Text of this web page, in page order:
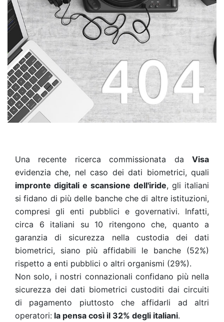
Una recente ricerca commissionata da Visa
evidenzia che, nel caso dei dati biometrici, quali
impronte digitali e scansione dell'iride, gli italiani
si fidano di più delle banche che di altre istituzioni,
compresi gli enti pubblici e governativi. Infatti,
circa 6 italiani su 10 ritengono che, quanto a
garanzia di sicurezza nella custodia dei dati
biometrici, siano più affidabili le banche (52%)
rispetto a enti pubblici o altri organismi (29%).
Non solo, i nostri connazionali confidano più nella
sicurezza dei dati biometrici custoditi dai circuiti
di pagamento piuttosto che affidarli ad altri
operatori: la pensa così il 32% degli italiani.